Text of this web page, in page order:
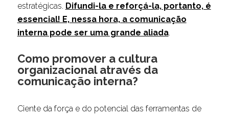
estratégicas. Difundi-la e reforçá-la, portanto, é
essencial! E, nessa hora, a comunicação
interna pode ser uma grande aliada.
Como promover a cultura
organizacional através da
comunicação interna?
Ciente da força e do potencial das ferramentas de